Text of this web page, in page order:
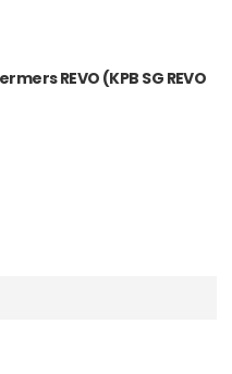
REVO (KPB SG REVO